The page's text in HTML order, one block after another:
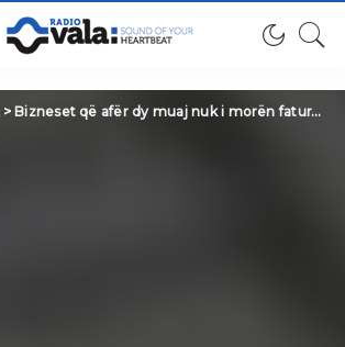
> Bizneset që afër dy muaj nuk i morën faturat e rrymës, KEK E KESCO s’flasin për vonesat